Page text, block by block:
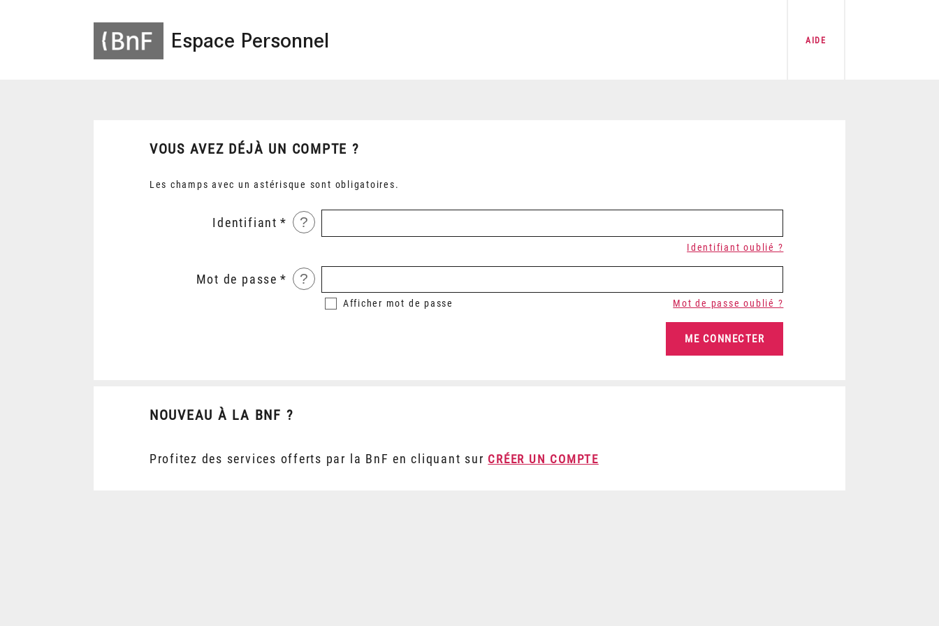
Espace Personnel AIDE
VOUS AVEZ DÉJÀ UN COMPTE ?
Les champs avec un astérisque sont obligatoires.
Identifiant ?
Identifiant oublié ?
Mot de passe ?
Afficher mot de passe Mot de passe oublié ?
NOUVEAU À LA BNF ?
Profitez des services offerts par la BnF en cliquant sur CRÉER UN COMPTE